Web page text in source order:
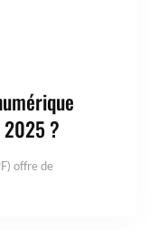
2025 ?
offre de